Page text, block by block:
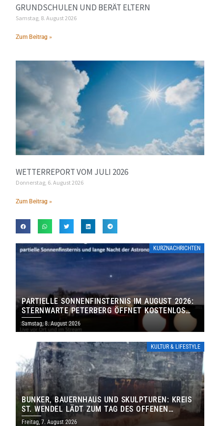
GRUNDSCHULEN UND BERÄT ELTERN
Samstag, 8. August 2026
Zum Beitrag »
WETTERREPORT VOM JULI 2026
Donnerstag, 6. August 2026
Zum Beitrag »
KURZNACHRICHTEN
PARTIELLE SONNENFINSTERNIS IM AUGUST 2026:
STERNWARTE PETERBERG ÖFFNET KOSTENLOS
IHRE TORE
Samstag, 8. August 2026
KULTUR & LIFESTYLE
BUNKER, BAUERNHAUS UND SKULPTUREN: KREIS
ST. WENDEL LÄDT ZUM TAG DES OFFENEN
DENKMALS EIN
Freitag, 7. August 2026